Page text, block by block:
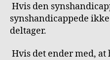
Hvis den
synshandicappede
deltager.
Hvis det ender med,